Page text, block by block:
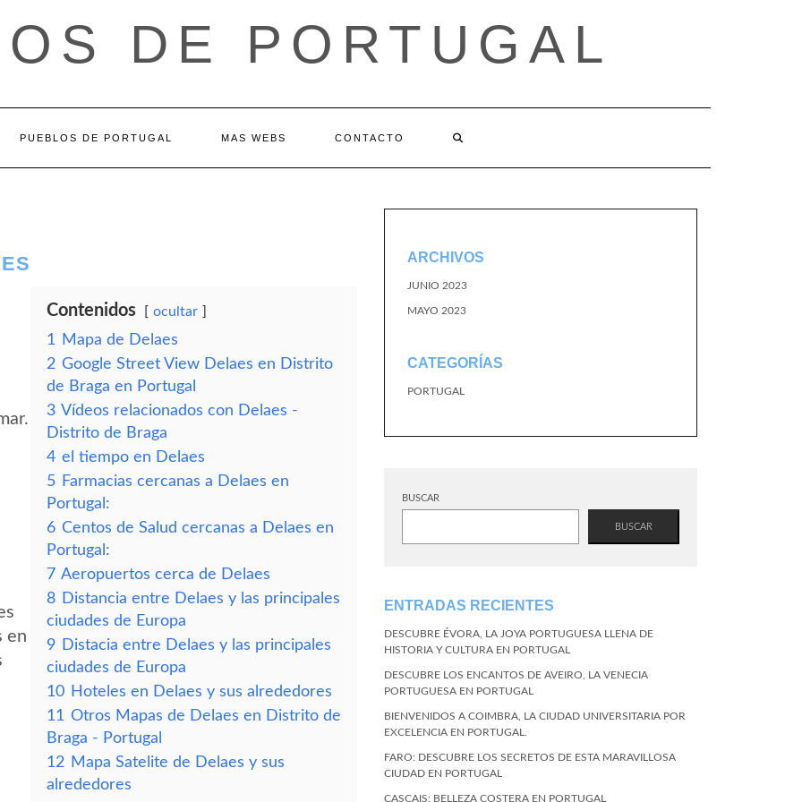
DE PORTUGAL
PUEBLOS DE PORTUGAL MAS WEBS CONTACTO
en
Contenidos ocultar
1
Mapa de Delaes
2 Google Street View Delaes en Distrito
de Braga en Portugal
3 Vídeos relacionados con Delaes -
Distrito de Braga
4 el tiempo en Delaes
5 Farmacias cercanas a Delaes en
Portugal:
6 Centos de Salud cercanas a Delaes en
Portugal:
7 Aeropuertos cerca de Delaes
8 Distancia entre Delaes y las principales
ciudades de Europa
9 Distacia entre Delaes y las principales
ciudades de Europa
10 Hoteles en Delaes y sus alrededores
11 Otros Mapas de Delaes en Distrito de
Braga - Portugal
12 Mapa Satelite de Delaes y sus
alrededores
ARCHIVOS
JUNIO 2023
MAYO 2023
CATEGORÍAS
PORTUGAL
BUSCAR
BUSCAR
ENTRADAS RECIENTES
DESCUBRE ÉVORA, LA JOYA PORTUGUESA LLENA DE
HISTORIA Y CULTURA EN PORTUGAL
DESCUBRE LOS ENCANTOS DE AVEIRO, LA VENECIA
PORTUGUESA EN PORTUGAL
BIENVENIDOS A COIMBRA, LA CIUDAD UNIVERSITARIA POR
EXCELENCIA EN PORTUGAL.
FARO: DESCUBRE LOS SECRETOS DE ESTA MARAVILLOSA
CIUDAD EN PORTUGAL
CASCAIS: BELLEZA COSTERA EN PORTUGAL